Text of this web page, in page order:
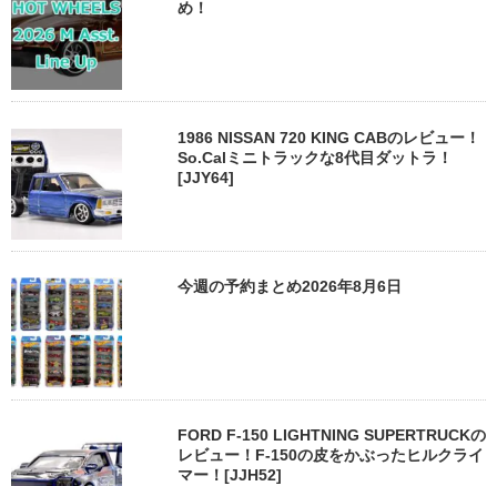
め！
1986 NISSAN 720 KING CABのレビュー！
So.Calミニトラックな8代目ダットラ！
[JJY64]
今週の予約まとめ2026年8月6日
FORD F-150 LIGHTNING SUPERTRUCKの
レビュー！F-150の皮をかぶったヒルクライ
マー！[JJH52]